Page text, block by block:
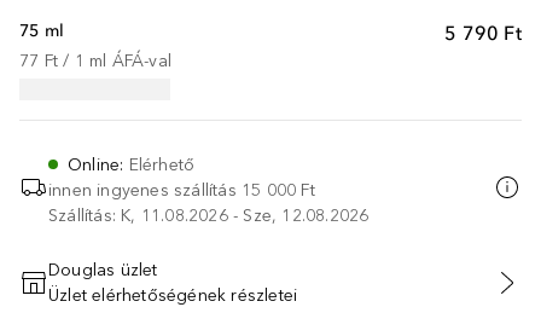
5 790 Ft
75 ml
77 Ft / 1 ml ÁFÁ-val
Online: Elérhető
innen ingyenes szállítás 15 000 Ft
Szállítás: K, 11.08.2026 - Sze, 12.08.2026
KOSÁRBA HELYEZÉS
Douglas üzlet
Üzlet elérhetőségének részletei